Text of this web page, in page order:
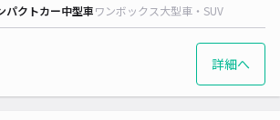
パクトカー中型車ワンボックス大型車・SUV
詳細へ